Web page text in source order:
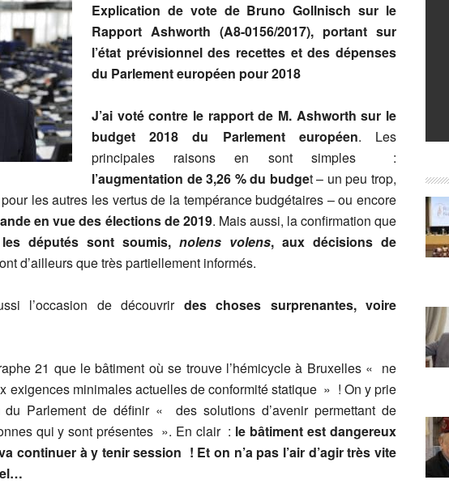
Explication de vote de Bruno Gollnisch sur le
Rapport Ashworth (A8-0156/2017), portant sur
l’état prévisionnel des recettes et des dépenses
du Parlement européen pour 2018
J’ai voté contre le rapport de M. Ashworth sur le
budget 2018 du Parlement européen. Les
principales raisons en sont simples :
l’augmentation de 3,26 % du budget – un peu trop,
les autres les vertus de la tempérance budgétaires – ou encore
en vue des élections de 2019. Mais aussi, la confirmation que
les députés sont soumis, nolens volens, aux décisions de
d’ailleurs que très partiellement informés.
l’occasion de découvrir des choses surprenantes, voire
21 que le bâtiment où se trouve l’hémicycle à Bruxelles « ne
exigences minimales actuelles de conformité statique » ! On y prie
du Parlement de définir « des solutions d’avenir permettant de
qui y sont présentes ». En clair : le bâtiment est dangereux
continuer à y tenir session ! Et on n’a pas l’air d’agir très vite